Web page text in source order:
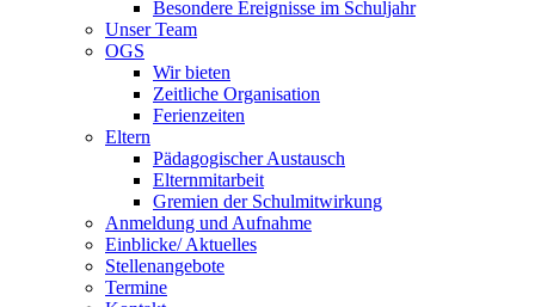
Besondere Ereignisse im Schuljahr
Unser Team
OGS
Wir bieten
Zeitliche Organisation
Ferienzeiten
Eltern
Pädagogischer Austausch
Elternmitarbeit
Gremien der Schulmitwirkung
Anmeldung und Aufnahme
Einblicke/ Aktuelles
Stellenangebote
Termine